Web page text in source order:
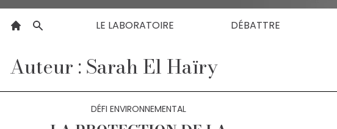
LE LABORATOIRE DÉBATTRE
Auteur : Sarah El Haïry
DÉFI ENVIRONNEMENTAL